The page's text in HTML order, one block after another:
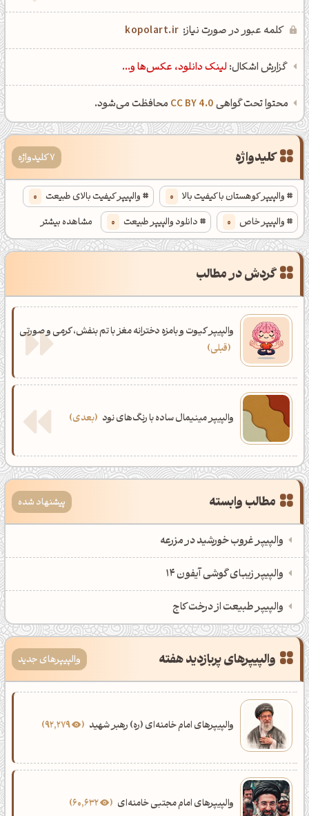
کلمه عبور در صورت نیاز: kopolart.ir
گزارش اشکال: لینک دانلود، عکس‌ها و...
محتوا تحت گواهیCC BY 4.0 محافظت می‌شود.
کلیدواژه 7 کلیدواژه
والپیپر کوهستان با کیفیت بالا 0 والپیپر کیفیت بالای طبیعت 0
والپیپر خاص 0 دانلود والپیپر طبیعت 0
مشاهده بیشتر
والپیپر غروب خورشید با کیفیت 4k
0
پس زمینه طبیعت با کیفیت بالا
گردش در مطالب
والپیپر کیوت و بامزه دخترانه مغز با تم بنفش، کرمی و صورتی
قبلی
والپیپر مینیمال ساده با رنگ‌های نود بعدی
مطالب وابسته پیشنهاد شده
والپیپر غروب خورشید در مزرعه
والپیپر زیبای گوشی آیفون 14
والپیپر طبیعت از درخت کاج
والپیپرهای پربازدید هفته والپیپرهای جدید
والپیپرهای امام خامنه‌ای (ره) رهبر شهید 92,279
والپیپرهای امام مجتبی خامنه‌ای 60,632